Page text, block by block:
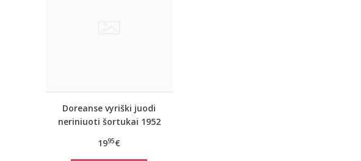
Doreanse vyriški juodi
neriniuoti šortukai 1952
1995€